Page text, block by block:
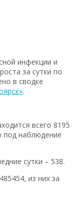
инфекции и
за сутки по
в сводке
.
всего 8195
под наблюдение
сутки – 538.
из них за